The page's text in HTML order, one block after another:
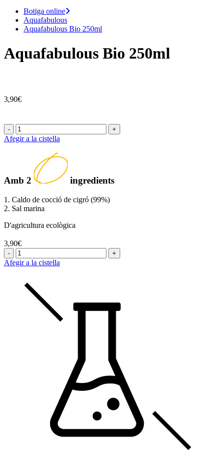
Botiga online
Aquafabulous
Aquafabulous Bio 250ml
Aquafabulous Bio 250ml
3,90€
- +
Afegir a la cistella
Amb 2 ingredients
1. Caldo de cocció de cigró (99%)
2. Sal marina
D'agricultura ecològica
3,90€
- +
Afegir a la cistella